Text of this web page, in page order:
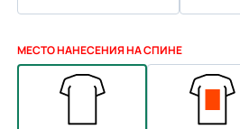
МЕСТО НАНЕСЕНИЯ НА СПИНЕ